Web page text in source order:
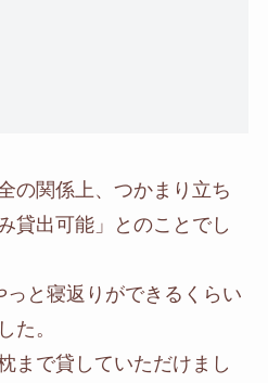
の関係上、つかまり立ち
貸出可能」とのことでし
と寝返りができるくらい
た。
まで貸していただけまし